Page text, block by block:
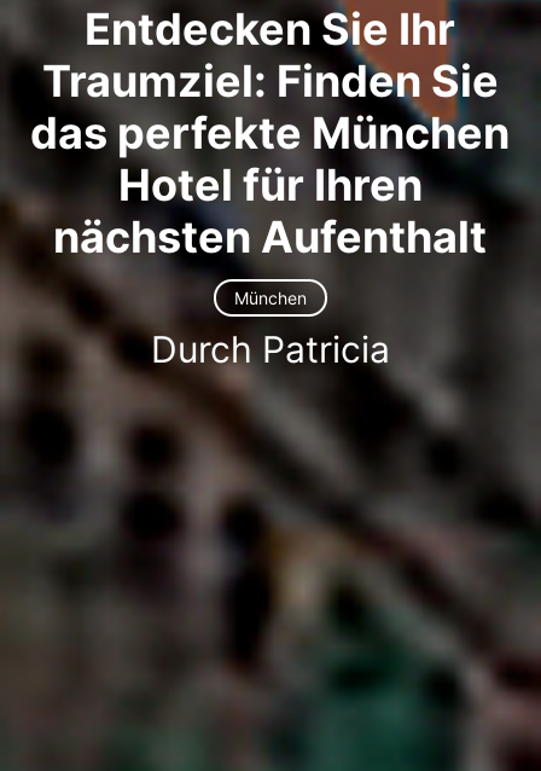
Entdecken Sie Ihr
Traumziel: Finden Sie
das perfekte München
Hotel für Ihren
nächsten Aufenthalt
München
Durch Patricia